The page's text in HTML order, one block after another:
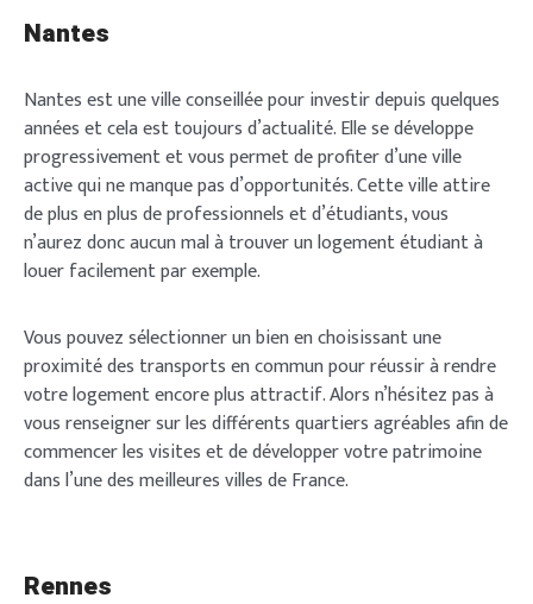
Nantes
Nantes est une ville conseillée pour investir depuis quelques
années et cela est toujours d’actualité. Elle se développe
progressivement et vous permet de profiter d’une ville
active qui ne manque pas d’opportunités. Cette ville attire
de plus en plus de professionnels et d’étudiants, vous
n’aurez donc aucun mal à trouver un logement étudiant à
louer facilement par exemple.
Vous pouvez sélectionner un bien en choisissant une
proximité des transports en commun pour réussir à rendre
votre logement encore plus attractif. Alors n’hésitez pas à
vous renseigner sur les différents quartiers agréables afin de
commencer les visites et de développer votre patrimoine
dans l’une des meilleures villes de France.
Rennes